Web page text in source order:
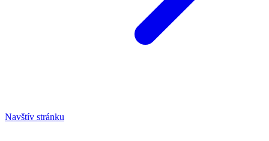
Navštív stránku